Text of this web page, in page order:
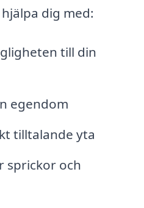
dig med:
till din
egendom
tilltalande yta
sprickor och